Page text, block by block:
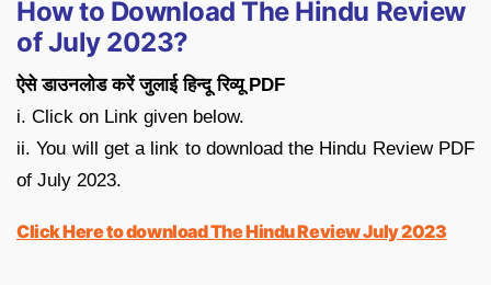
How to Download The Hindu Review
of July 2023?
ऐसे डाउनलोड करें जुलाई हिन्दू रिव्यू PDF
i. Click on Link given below.
ii. You will get a link to download the Hindu Review PDF
of July 2023.
Click Here to download The Hindu Review July 2023